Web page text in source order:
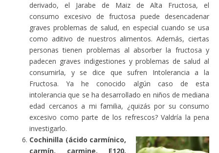
derivado, el Jarabe de Maiz de Alta Fructosa, el
consumo excesivo de fructosa puede desencadenar
graves problemas de salud, en especial cuando se usa
como aditivo de nuestros alimentos. Además, ciertas
personas tienen problemas al absorber la fructosa y
padecen graves indigestiones y problemas de salud al
consumirla, y se dice que sufren Intolerancia a la
Fructosa. Ya he conocido algún caso de esta
intolerancia que se ha desarrollado en niños de mediana
edad cercanos a mi familia, ¿quizás por su consumo
excesivo como parte de los refrescos? Valdría la pena
investigarlo.
Cochinilla (ácido carmínico,
carmín, carmine, E120,